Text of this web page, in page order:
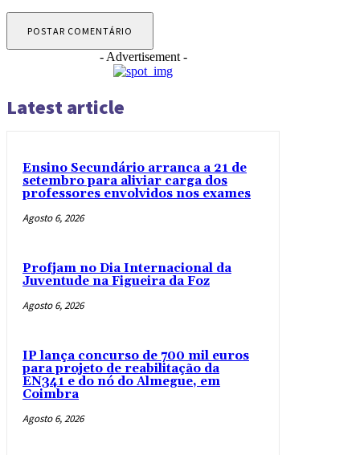
- Advertisement -
Latest article
Ensino Secundário arranca a 21 de
setembro para aliviar carga dos
professores envolvidos nos exames
Agosto 6, 2026
Profjam no Dia Internacional da
Juventude na Figueira da Foz
Agosto 6, 2026
IP lança concurso de 700 mil euros
para projeto de reabilitação da
EN341 e do nó do Almegue, em
Coimbra
Agosto 6, 2026